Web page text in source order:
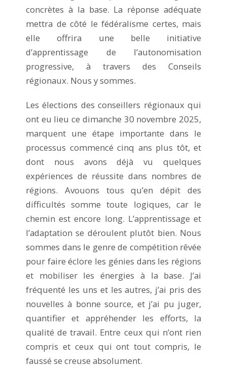
concrètes à la base. La réponse adéquate
mettra de côté le fédéralisme certes, mais
elle offrira une belle initiative
d’apprentissage de l’autonomisation
progressive, à travers des Conseils
régionaux. Nous y sommes.
Les élections des conseillers régionaux qui
ont eu lieu ce dimanche 30 novembre 2025,
marquent une étape importante dans le
processus commencé cinq ans plus tôt, et
dont nous avons déjà vu quelques
expériences de réussite dans nombres de
régions. Avouons tous qu’en dépit des
difficultés somme toute logiques, car le
chemin est encore long. L’apprentissage et
l’adaptation se déroulent plutôt bien. Nous
sommes dans le genre de compétition rêvée
pour faire éclore les génies dans les régions
et mobiliser les énergies à la base. J’ai
fréquenté les uns et les autres, j’ai pris des
nouvelles à bonne source, et j’ai pu juger,
quantifier et appréhender les efforts, la
qualité de travail. Entre ceux qui n’ont rien
compris et ceux qui ont tout compris, le
faussé se creuse absolument.